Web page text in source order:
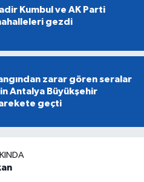
Kumbul ve AK Parti
gezdi
zarar gören seralar
Antalya Büyükşehir
geçti